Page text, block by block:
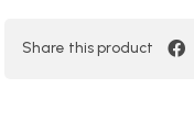
Share this product